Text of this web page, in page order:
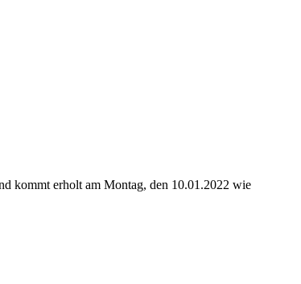
kommt erholt am Montag, den 10.01.2022 wie